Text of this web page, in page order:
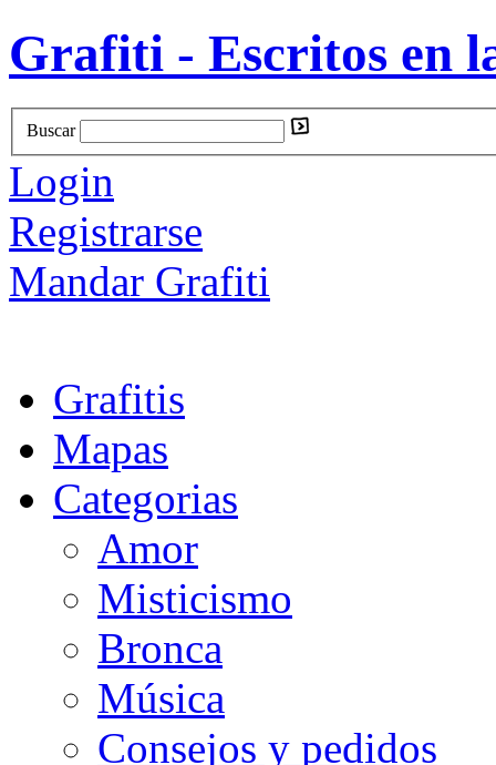
Grafiti - Escritos en
Buscar
Login
Registrarse
Mandar Grafiti
Grafitis
Mapas
Categorias
Amor
Misticismo
Bronca
Música
Consejos y pedidos